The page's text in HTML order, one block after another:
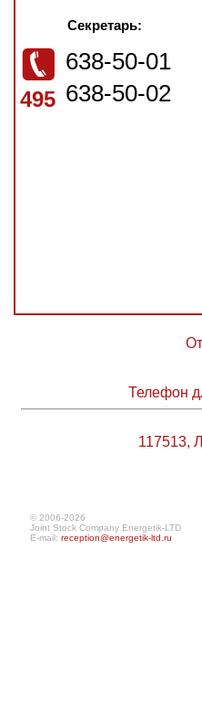
Секретарь:
495
638-50-01
638-50-02
Телефон
117513,
© 2006-2026
Joint Stock Company Energetik-LTD
E-mail: reception@energetik-ltd.ru